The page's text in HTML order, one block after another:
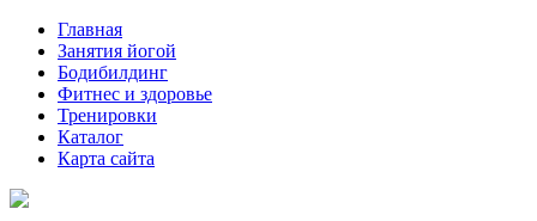
Главная
Занятия йогой
Бодибилдинг
Фитнес и здоровье
Тренировки
Каталог
Карта сайта